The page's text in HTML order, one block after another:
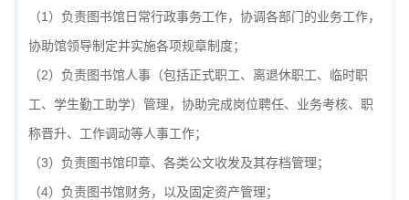
（1）负责图书馆日常行政事务工作，协调各部门的业务工作，
协助馆领导制定并实施各项规章制度；
（2）负责图书馆人事（包括正式职工、离退休职工、临时职
工、学生勤工助学）管理，协助完成岗位聘任、业务考核、职
称晋升、工作调动等人事工作；
（3）负责图书馆印章、各类公文收发及其存档管理；
（4）负责图书馆财务，以及固定资产管理；